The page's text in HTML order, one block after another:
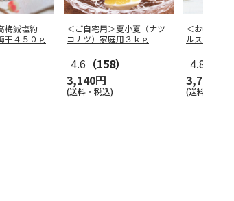
梅減塩約
干４５０ｇ
＜ご自宅用＞夏小夏（ナツ
コナツ）家庭用３ｋｇ
4.6 （158）
3,140円
(送料・税込)
＜お中元＞
ルスターズ
4.8
3,780円
(送料・税込)